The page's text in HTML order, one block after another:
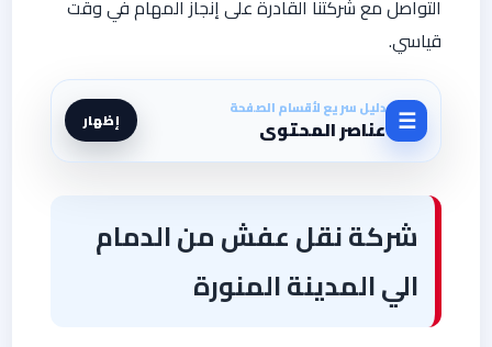
التواصل مع شركتنا القادرة على إنجاز المهام في وقت
قياسي.
☰ دليل سريع لأقسام الصفحة
عناصر المحتوى إظهار
شركة نقل عفش من الدمام
الي المدينة المنورة